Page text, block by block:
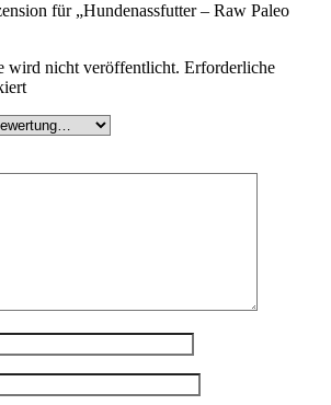
für „Hundenassfutter – Raw Paleo
wird nicht veröffentlicht. Erforderliche